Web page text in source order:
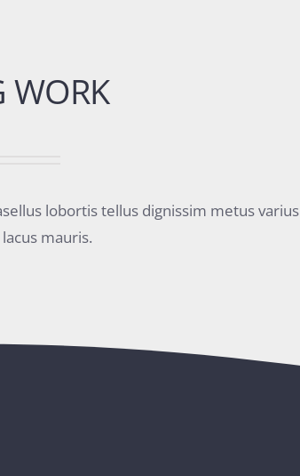
WORK
lobortis tellus dignissim metus varius
mauris.